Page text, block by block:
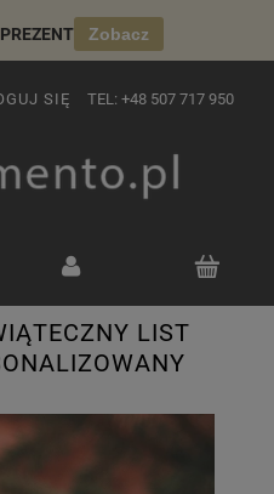
Zobacz
SIĘ TEL: +48 507 717 950
LIST